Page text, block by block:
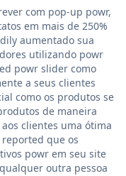
com pop-up powr,
em mais de 250%
aumentado sua
utilizando powr
powr slider como
a seus clientes
como os produtos se
de maneira
clientes uma ótima
que os
powr em seu site
outra pessoa